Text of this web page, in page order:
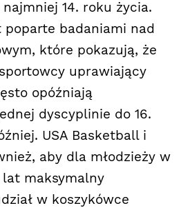
14. roku życia.
badaniami nad
które pokazują, że
uprawiający
opóźniają
dyscyplinie do 16.
USA Basketball i
aby dla młodzieży w
lat maksymalny
w koszykówce